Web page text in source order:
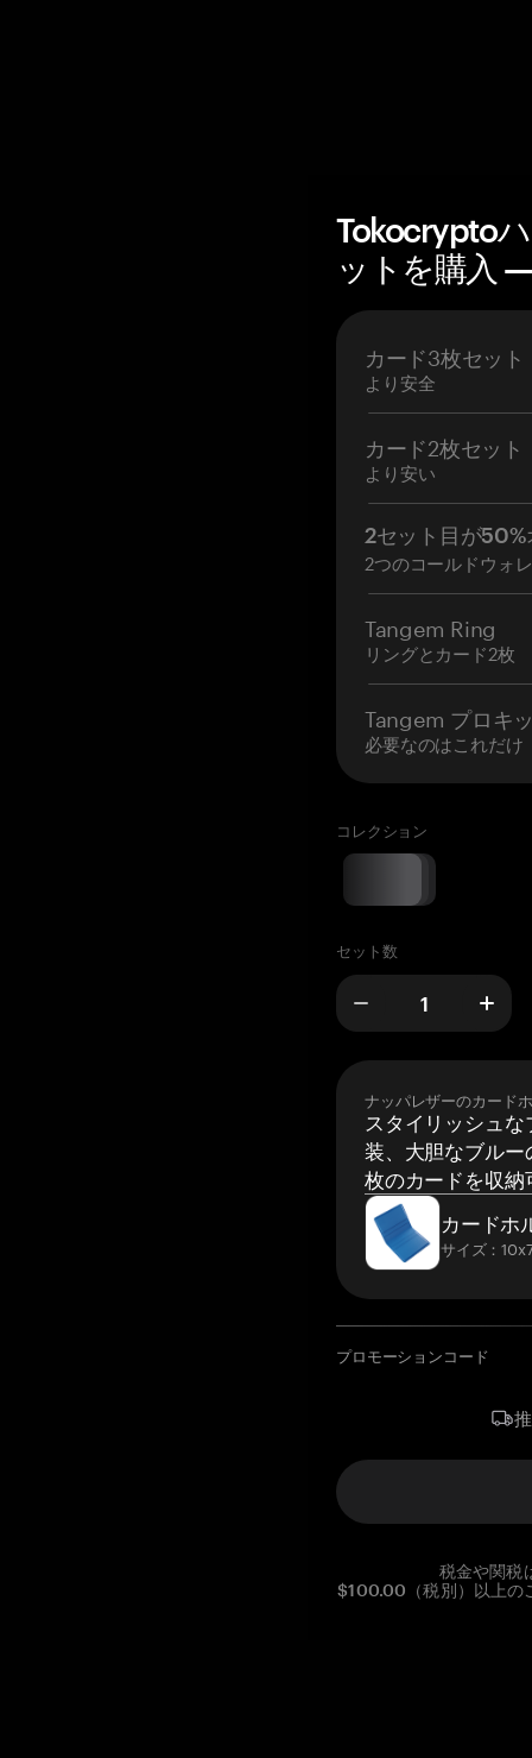
Tokocrypto
ットを購入
カード3枚セット
より安全
カード2枚セット
より安い
2セット目が50%
2つのコールドウォ
Tangem Ring
リングとカード2枚
Tangem プロキ
必要なのはこれだけ
コレクション
セット数
ナッパレザーのカード
スタイリッシュ
装、大胆なブルー
枚のカードを収納
カードホ
サイズ：
プロモーションコード
税金や関税
$100.00（税別）以上の